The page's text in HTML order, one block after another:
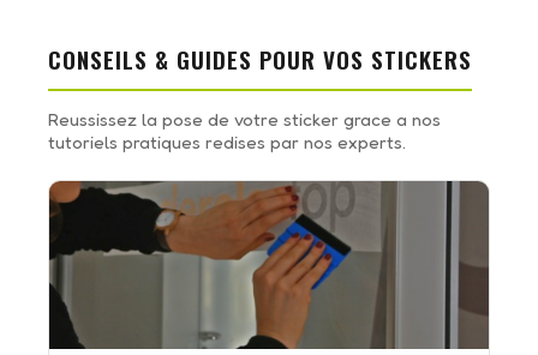
CONSEILS & GUIDES POUR VOS STICKERS
Reussissez la pose de votre sticker grace a nos
tutoriels pratiques redises par nos experts.